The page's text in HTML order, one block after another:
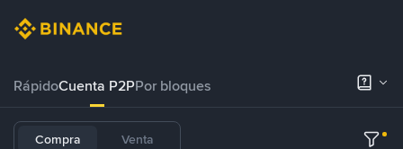
RápidoCuenta P2PPor bloques
Compra Venta